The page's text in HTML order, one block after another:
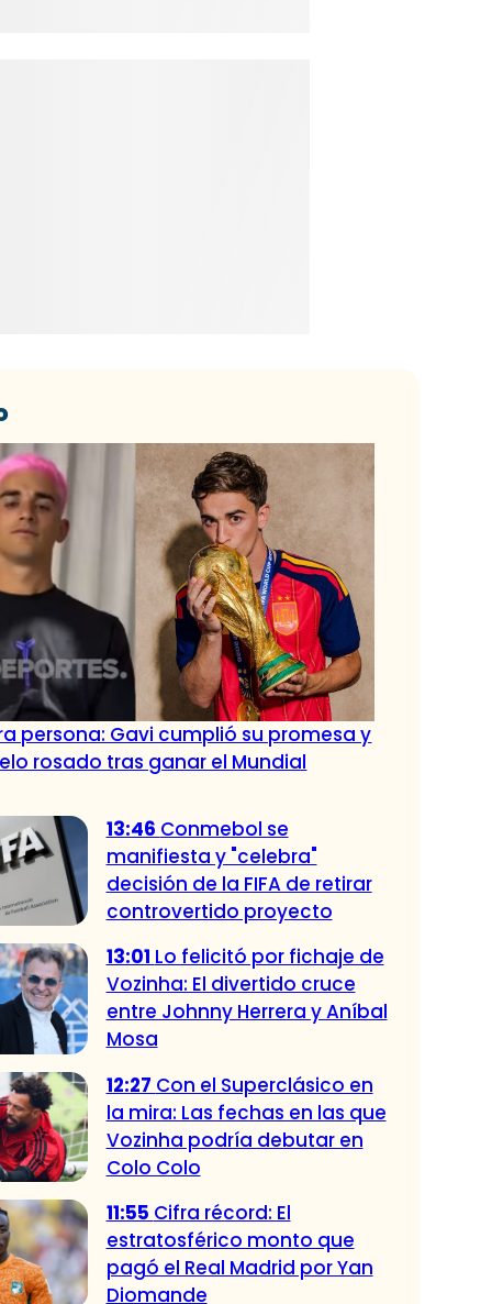
persona: Gavi cumplió su promesa y
rosado tras ganar el Mundial
13:46 Conmebol se
manifiesta y "celebra"
decisión de la FIFA de retirar
controvertido proyecto
13:01 Lo felicitó por fichaje de
Vozinha: El divertido cruce
entre Johnny Herrera y Aníbal
Mosa
12:27 Con el Superclásico en
la mira: Las fechas en las que
Vozinha podría debutar en
Colo Colo
11:55 Cifra récord: El
estratosférico monto que
pagó el Real Madrid por Yan
Diomande